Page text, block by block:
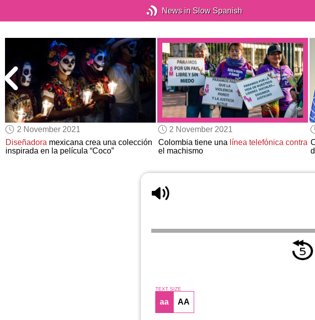
News in Slow Spanish
2 November 2021
Diseñadora mexicana crea una colección
inspirada en la película “Coco”
2 November 2021
Colombia tiene una línea telefónica contra
el machismo
TEXT SIZE
aa AA